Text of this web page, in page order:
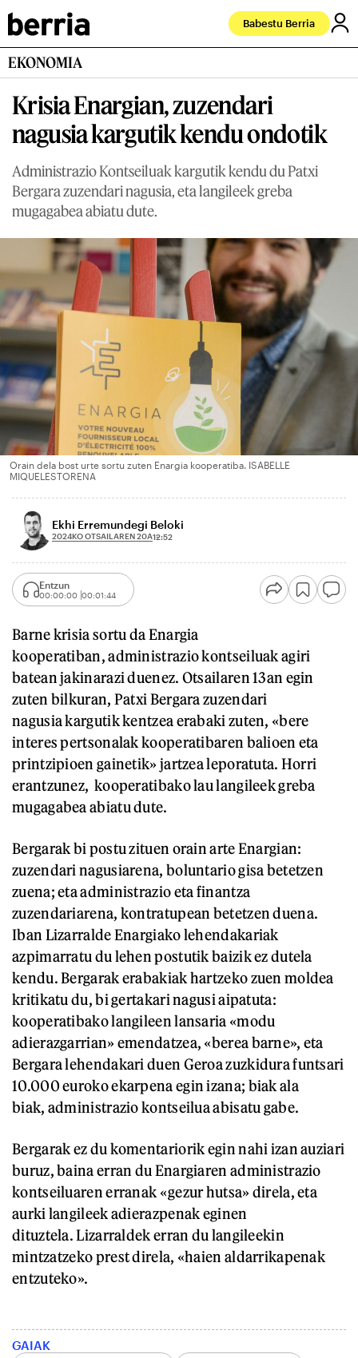
Babestu Berria
EKONOMIA
Krisia Enargian, zuzendari
nagusia kargutik kendu ondotik
Administrazio Kontseiluak kargutik kendu du Patxi
Bergara zuzendari nagusia, eta langileek greba
mugagabea abiatu dute.
Orain dela bost urte sortu zuten Enargia kooperatiba. ISABELLE
MIQUELESTORENA
Ekhi Erremundegi Beloki
2024KO OTSAILAREN 20A12:52
Entzun
00:00:00 00:01:44
Barne krisia sortu da Enargia
kooperatiban, administrazio kontseiluak agiri
batean jakinarazi duenez. Otsailaren 13an egin
zuten bilkuran, Patxi Bergara zuzendari
nagusia kargutik kentzea erabaki zuten, «bere
interes pertsonalak kooperatibaren balioen eta
printzipioen gainetik» jartzea leporatuta. Horri
erantzunez, kooperatibako lau langileek greba
mugagabea abiatu dute.
Bergarak bi postu zituen orain arte Enargian:
zuzendari nagusiarena, boluntario gisa betetzen
zuena; eta administrazio eta finantza
zuzendariarena, kontratupean betetzen duena.
Iban Lizarralde Enargiako lehendakariak
azpimarratu du lehen postutik baizik ez dutela
kendu. Bergarak erabakiak hartzeko zuen moldea
kritikatu du, bi gertakari nagusi aipatuta:
kooperatibako langileen lansaria «modu
adierazgarrian» emendatzea, «berea barne», eta
Bergara lehendakari duen Geroa zuzkidura funtsari
10.000 euroko ekarpena egin izana; biak ala
biak, administrazio kontseilua abisatu gabe.
Bergarak ez du komentariorik egin nahi izan auziari
buruz, baina erran du Enargiaren administrazio
kontseiluaren erranak «gezur hutsa» direla, eta
aurki langileek adierazpenak eginen
dituztela. Lizarraldek erran du langileekin
mintzatzeko prest direla, «haien aldarrikapenak
entzuteko».
GAIAK